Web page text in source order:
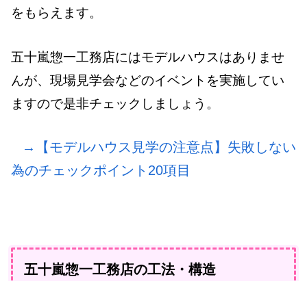
をもらえます。
五十嵐惣一工務店にはモデルハウスはありませ
んが、現場見学会などのイベントを実施してい
ますので是非チェックしましょう。
→【モデルハウス見学の注意点】失敗しない
為のチェックポイント20項目
五十嵐惣一工務店の工法・構造